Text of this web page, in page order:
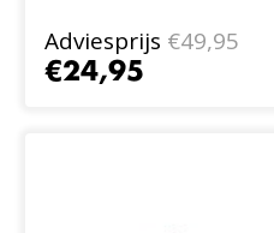
Adviesprijs €49,95
€24,95